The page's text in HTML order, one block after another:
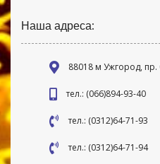
Наша адреса:
88018 м Ужгород,
тел.: (066)894-93-40
тел.: (0312)64-71-93
тел.: (0312)64-71-94